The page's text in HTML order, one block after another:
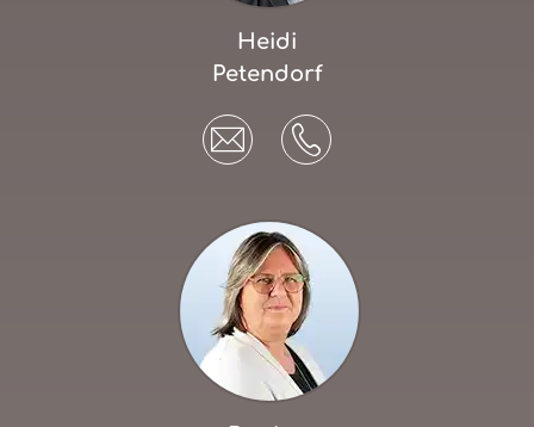
Heidi
Petendorf